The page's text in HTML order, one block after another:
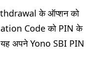
के ऑप्शन को
Code को PIN के
अपने Yono SBI PIN